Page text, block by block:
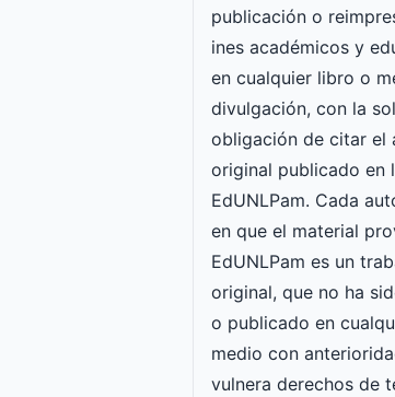
publicación o
ines académicos y
en cualquier libro o
divulgación, con la
obligación de citar el
original publicado en
EdUNLPam. Cada
en que el material
EdUNLPam es un
original, que no ha
o publicado en
medio con
vulnera derechos de